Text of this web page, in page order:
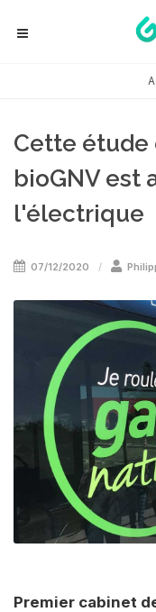
Cette étude
bioGNV est
l'électrique
07/12/2020
Premier cabinet